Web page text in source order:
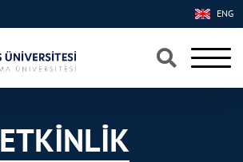
×
×
ENG
ETKİNLİK